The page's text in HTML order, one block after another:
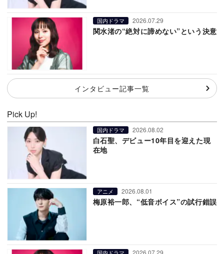
国内ドラマ 2026.07.29
関水渚の“絶対に諦めない”という決意
インタビュー記事一覧
Pick Up!
国内ドラマ 2026.08.02
白石聖、デビュー10年目を迎えた現
在地
アニメ 2026.08.01
梅原裕一郎、“低音ボイス”の試行錯誤
国内ドラマ 2026.07.29